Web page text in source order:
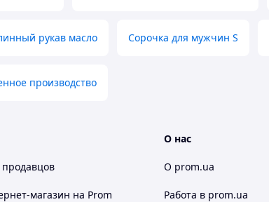
рукав масло Сорочка для мужчин S
производство
магазин на Prom
О нас
О prom.ua
Работа в prom.ua